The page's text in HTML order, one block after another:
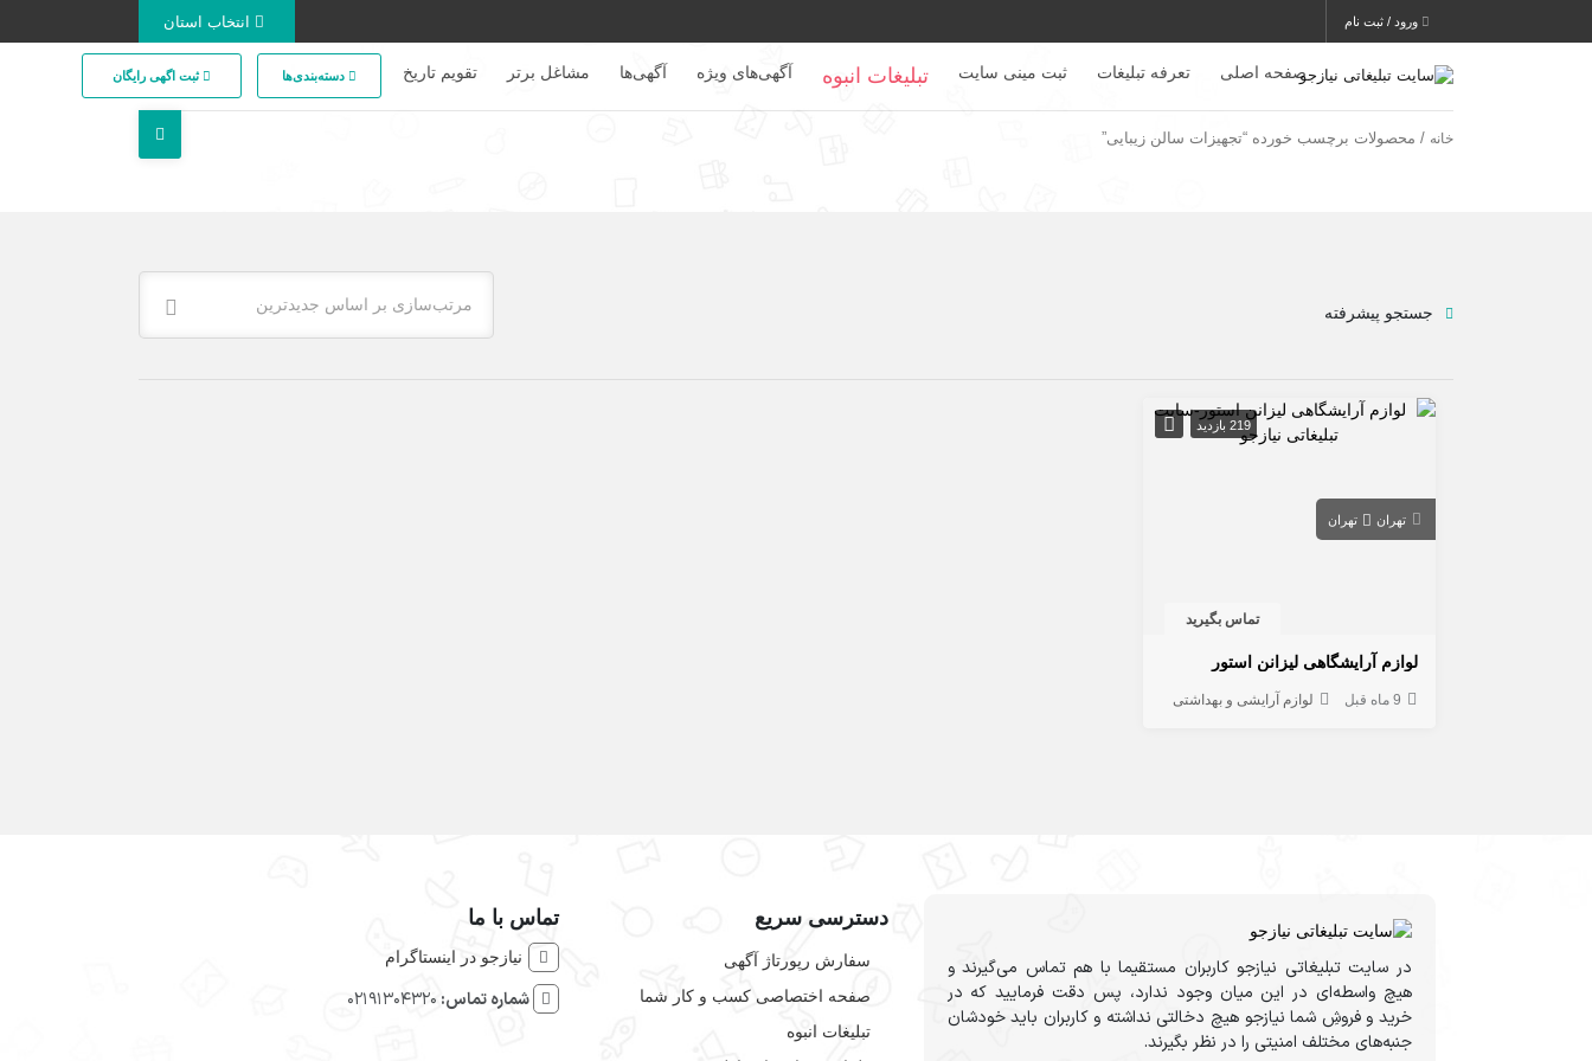
ورود / ثبت نام
صفحه اصلی تعرفه تبلیغات ثبت مینی سایت تبلیغات انبوه آگهی‌های ویژه آگهی‌ها مشاغل برتر تقویم تاریخ دسته‌بندی‌ها ثبت اگهی رایگان
خانه / محصولات برچسب خورده “تجهیزات سالن زیبایی”
مرتب‌سازی بر اساس جدیدترین جستجو پیشرفته
219 بازدید
تهران تهران
تماس بگیرید
لوازم آرایشگاهی لیزانن استور
9 ماه قبل لوازم آرایشی و بهداشتی
در سایت تبلیغاتی نیازجو کاربران مستقیما با هم تماس می‌گیرند و
هیچ واسطه‌ای در این میان وجود ندارد، پس دقت فرمایید که در
خرید و فروشِ شما نیازجو هیچ دخالتی نداشته و کاربران باید خودشان
جنبه‌های مختلف امنیتی را در نظر بگیرند.
دسترسی سریع
سفارش رپورتاژ آگهی
صفحه اختصاصی کسب و کار شما
تبلیغات انبوه
تماس با ما
نیازجو در اینستاگرام
شماره تماس: 02191304320